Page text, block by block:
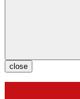
close